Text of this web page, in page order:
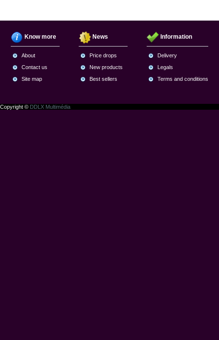
Know more
About
Contact us
Site map
News
Price drops
New products
Best sellers
Information
Delivery
Legals
Terms and conditions
Copyright © DDLX Multimédia